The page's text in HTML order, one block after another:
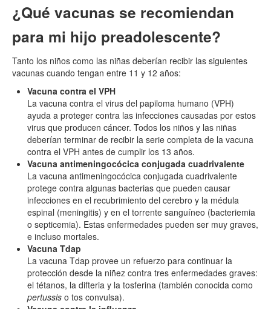
¿Qué vacunas se recomiendan
para mi hijo preadolescente?
Tanto los niños como las niñas deberían recibir las siguientes
vacunas cuando tengan entre 11 y 12 años:
Vacuna contra el VPH
La vacuna contra el virus del papiloma humano (VPH)
ayuda a proteger contra las infecciones causadas por estos
virus que producen cáncer. Todos los niños y las niñas
deberían terminar de recibir la serie completa de la vacuna
contra el VPH antes de cumplir los 13 años.
Vacuna antimeningocócica conjugada cuadrivalente
La vacuna antimeningocócica conjugada cuadrivalente
protege contra algunas bacterias que pueden causar
infecciones en el recubrimiento del cerebro y la médula
espinal (meningitis) y en el torrente sanguíneo (bacteriemia
o septicemia). Estas enfermedades pueden ser muy graves,
e incluso mortales.
Vacuna Tdap
La vacuna Tdap provee un refuerzo para continuar la
protección desde la niñez contra tres enfermedades graves:
el tétanos, la difteria y la tosferina (también conocida como
pertussis o tos convulsa).